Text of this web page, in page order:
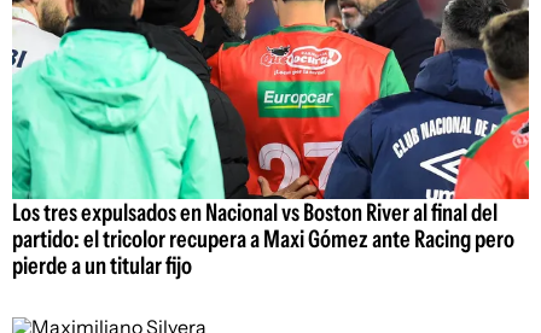
Los tres expulsados en Nacional vs Boston River al final del
partido: el tricolor recupera a Maxi Gómez ante Racing pero
pierde a un titular fijo